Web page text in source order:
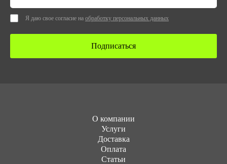
Я даю свое согласие на обработку персональных данных
Подписаться
О компании
Услуги
Доставка
Оплата
Статьи